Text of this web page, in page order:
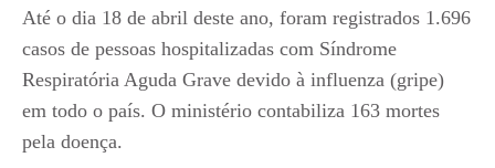
Até o dia 18 de abril deste ano, foram registrados 1.696
casos de pessoas hospitalizadas com Síndrome
Respiratória Aguda Grave devido à influenza (gripe)
em todo o país. O ministério contabiliza 163 mortes
pela doença.